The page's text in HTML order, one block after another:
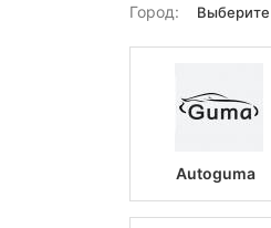
Город:
Autoguma